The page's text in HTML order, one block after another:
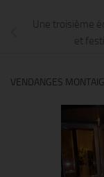
Une troisième
et
VENDANGES